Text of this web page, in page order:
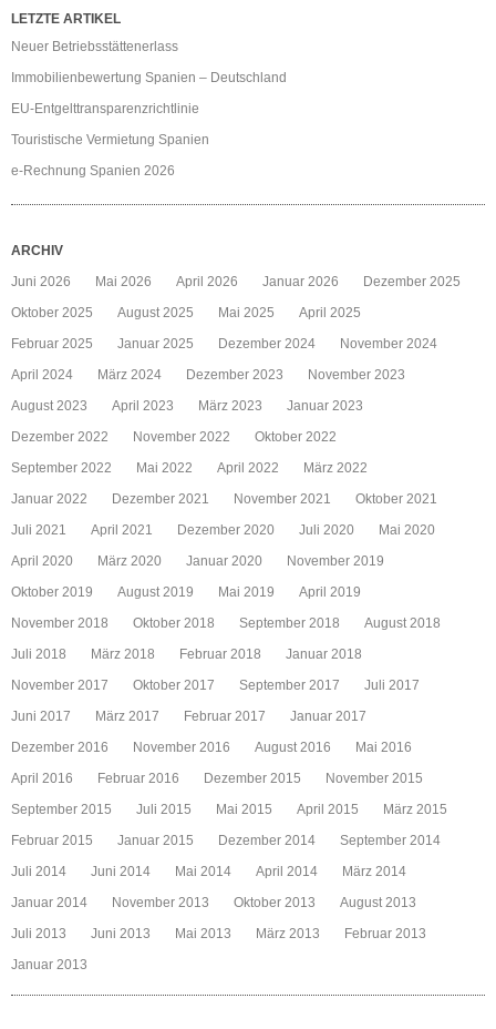
LETZTE ARTIKEL
Neuer Betriebsstättenerlass
Immobilienbewertung Spanien – Deutschland
EU-Entgelttransparenzrichtlinie
Touristische Vermietung Spanien
e-Rechnung Spanien 2026
ARCHIV
Juni 2026
Mai 2026 April 2026 Januar 2026
Dezember 2025
Oktober 2025
August 2025 Mai 2025
April 2025
Februar 2025
Januar 2025 Dezember 2024
November 2024
April 2024
März 2024 Dezember 2023
November 2023
August 2023
April 2023 März 2023
Januar 2023
Dezember 2022
November 2022
Oktober 2022
September 2022
Mai 2022 April 2022
März 2022
Januar 2022
Dezember 2021 November 2021
Oktober 2021
Juli 2021
April 2021 Dezember 2020 Juli 2020
Mai 2020
April 2020
März 2020 Januar 2020
November 2019
Oktober 2019
August 2019 Mai 2019
April 2019
November 2018
Oktober 2018 September 2018
August 2018
Juli 2018
März 2018 Februar 2018
Januar 2018
November 2017
Oktober 2017 September 2017
Juli 2017
Juni 2017
März 2017 Februar 2017
Januar 2017
Dezember 2016
November 2016 August 2016
Mai 2016
April 2016
Februar 2016 Dezember 2015
November 2015
September 2015
Juli 2015 Mai 2015 April 2015
März 2015
Februar 2015
Januar 2015 Dezember 2014
September 2014
Juli 2014
Juni 2014 Mai 2014 April 2014
März 2014
Januar 2014
November 2013 Oktober 2013
August 2013
Juli 2013
Juni 2013 Mai 2013 März 2013
Februar 2013
Januar 2013